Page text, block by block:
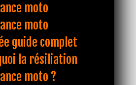
moto
moto
guide complet
la résiliation
moto ?